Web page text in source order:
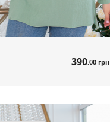
390.00 грн
туніка м'ята артикул 564
390